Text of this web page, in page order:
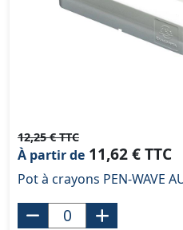
12,25 € TTC
À partir de 11,62 € TTC
Pot à crayons PEN-WAVE